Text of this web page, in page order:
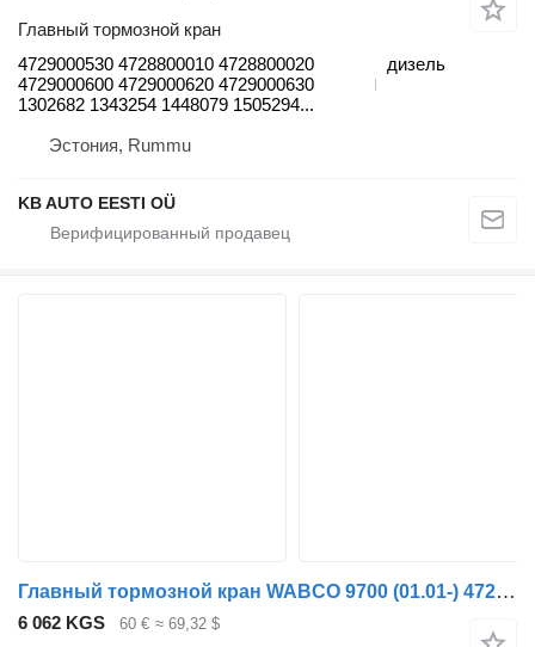
Главный тормозной кран
4729000530 4728800010 4728800020
4729000600 4729000620 4729000630
1302682 1343254 1448079 1505294...
дизель
Эстония, Rummu
KB AUTO EESTI OÜ
Главный тормозной кран WABCO 9700 (01.01-) 4729000530 для автобуса Volvo 7700-9900 bus (1999-)
6 062 KGS 60 € ≈ 69,32 $